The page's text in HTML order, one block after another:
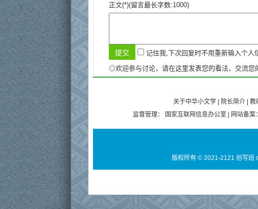
正文(*)(留言最长字数:1000)
记住我,下次回复时不用重新输入个人
◎欢迎参与讨论，请在这里发表您的看法、交流您
关于中华小文学 院长简介 教
监督管理：
国家互联网信息办公室 | 网站备案
版权所有 © 2021-2121 创写班